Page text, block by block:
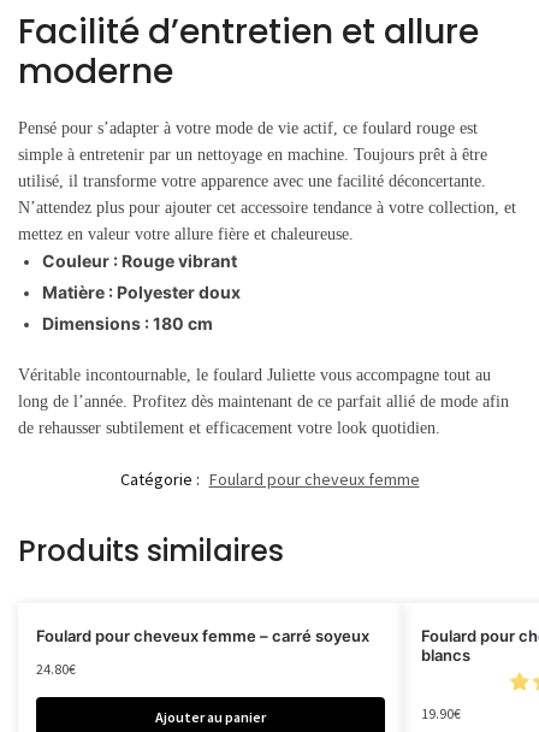
Facilité d’entretien et allure
moderne
Pensé pour s’adapter à votre mode de vie actif, ce foulard rouge est
simple à entretenir par un nettoyage en machine. Toujours prêt à être
utilisé, il transforme votre apparence avec une facilité déconcertante.
N’attendez plus pour ajouter cet accessoire tendance à votre collection, et
mettez en valeur votre allure fière et chaleureuse.
Couleur : Rouge vibrant
Matière : Polyester doux
Dimensions : 180 cm
Véritable incontournable, le foulard Juliette vous accompagne tout au
long de l’année. Profitez dès maintenant de ce parfait allié de mode afin
de rehausser subtilement et efficacement votre look quotidien.
Catégorie : Foulard pour cheveux femme
Produits similaires
Foulard pour cheveux femme – carré soyeux
24.80€
Ajouter au panier
Foulard pour
blancs
19.90€